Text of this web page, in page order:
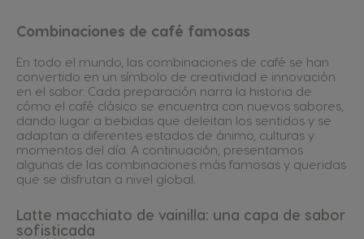
Combinaciones de café famosas
En todo el mundo, las combinaciones de café se han
convertido en un símbolo de creatividad e innovación
en el sabor. Cada preparación narra la historia de
cómo el café clásico se encuentra con nuevos sabores,
dando lugar a bebidas que deleitan los sentidos y se
adaptan a diferentes estados de ánimo, culturas y
momentos del día. A continuación, presentamos
algunas de las combinaciones más famosas y queridas
que se disfrutan a nivel global.
Latte macchiato de vainilla: una capa de sabor
sofisticada